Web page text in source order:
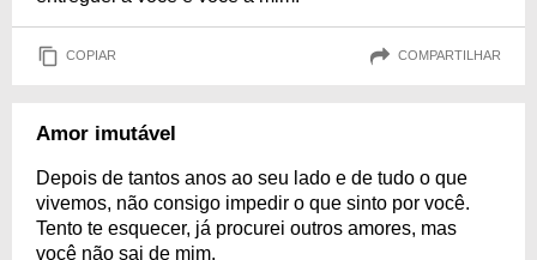
COPIAR COMPARTILHAR
Amor imutável
Depois de tantos anos ao seu lado e de tudo o que
vivemos, não consigo impedir o que sinto por você.
Tento te esquecer, já procurei outros amores, mas
você não sai de mim.